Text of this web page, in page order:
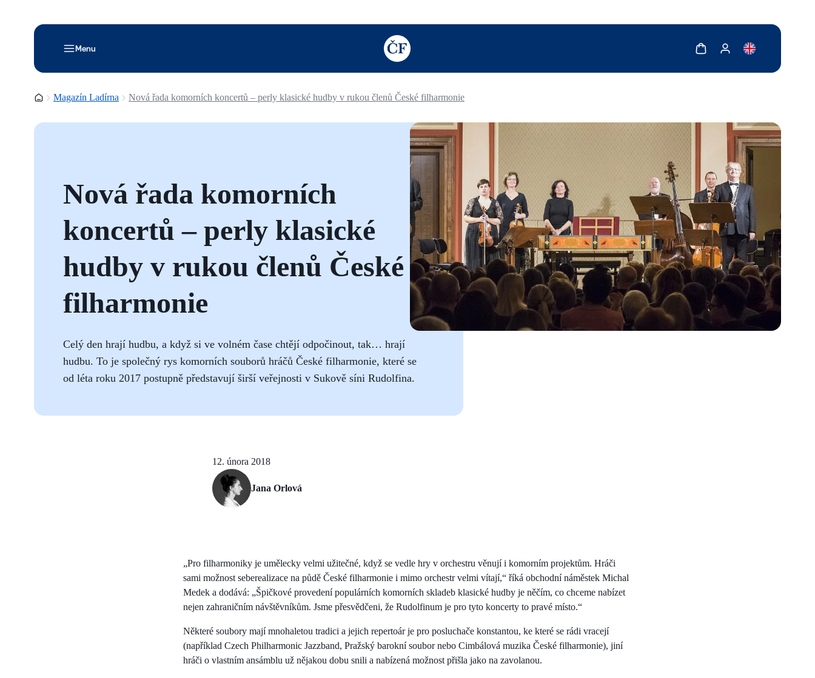
Menu
TODO: Add description for reader
Zobrazit košíkZobrazit můj účet
Domovská stránka
Magazín Ladírna Nová řada komorních koncertů – perly klasické hudby v rukou členů České filharmonie
Nová řada komorních
koncertů – perly klasické
hudby v rukou členů České
filharmonie
Celý den hrají hudbu, a když si ve volném čase chtějí odpočinout, tak… hrají
hudbu. To je společný rys komorních souborů hráčů České filharmonie, které se
od léta roku 2017 postupně představují širší veřejnosti v Sukově síni Rudolfina.
12. února 2018
Jana Orlová
„Pro filharmoniky je umělecky velmi užitečné, když se vedle hry v orchestru věnují i komorním projektům. Hráči
sami možnost seberealizace na půdě České filharmonie i mimo orchestr velmi vítají,“ říká obchodní náměstek Michal
Medek a dodává: „Špičkové provedení populárních komorních skladeb klasické hudby je něčím, co chceme nabízet
nejen zahraničním návštěvníkům. Jsme přesvědčeni, že Rudolfinum je pro tyto koncerty to pravé místo.“
Některé soubory mají mnohaletou tradici a jejich repertoár je pro posluchače konstantou, ke které se rádi vracejí
(například Czech Philharmonic Jazzband, Pražský barokní soubor nebo Cimbálová muzika České filharmonie), jiní
hráči o vlastním ansámblu už nějakou dobu snili a nabízená možnost přišla jako na zavolanou.